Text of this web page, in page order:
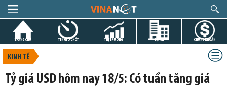
TRANG CHỦ TIN GIỜ CHÓT THỊ TRƯỜNG DỰ ÁN CHỨNG KHOÁN
KINH TẾ
Tỷ giá USD hôm nay 18/5: Có tuần tăng giá